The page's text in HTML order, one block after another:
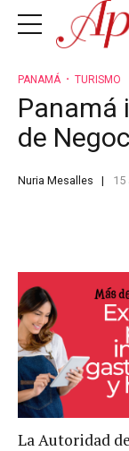
PANAMÁ TURISMO
Panamá
de
Nuria Mesalles 15
La Autoridad